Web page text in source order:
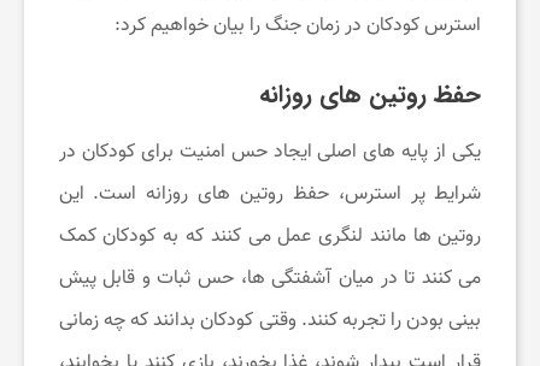
استرس کودکان در زمان جنگ را بیان خواهیم کرد:
حفظ روتین ‌های روزانه
یکی از پایه های اصلی ایجاد حس امنیت برای کودکان در
شرایط پر استرس، حفظ روتین های روزانه است. این
روتین ها مانند لنگری عمل می کنند که به کودکان کمک
می کنند تا در میان آشفتگی ها، حس ثبات و قابل پیش
بینی بودن را تجربه کنند. وقتی کودکان بدانند که چه زمانی